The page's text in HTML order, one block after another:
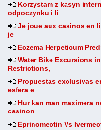
Korzystam z kasyn
odpoczynku i li
Je joue aux casinos en
je
Eczema Herpeticum
Water Bike Excursions
Restrictions,
Propuestas exclusivas
esfera e
Hur kan man maximera
casinon
Eprinomectin Vs